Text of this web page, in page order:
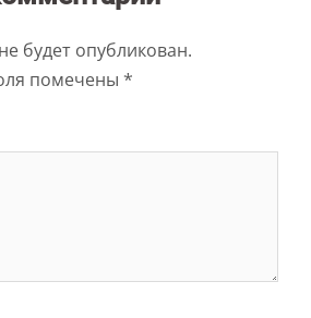
будет опубликован.
помечены *